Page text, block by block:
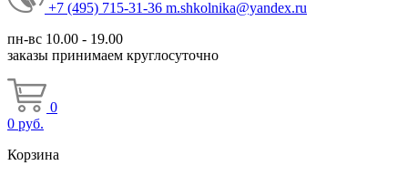
+7 (495) 715-31-36 m.shkolnika@yandex.ru
пн-вс 10.00 - 19.00
заказы принимаем круглосуточно
0
0 руб.
Корзина